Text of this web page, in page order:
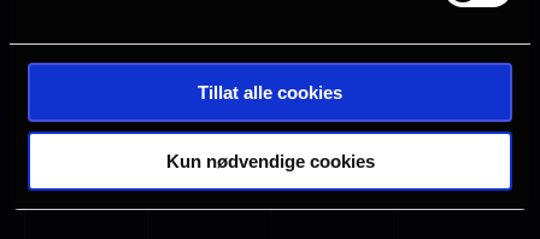
Tillat alle cookies
Kun nødvendige cookies
Halden
Info om kinoen
Neste